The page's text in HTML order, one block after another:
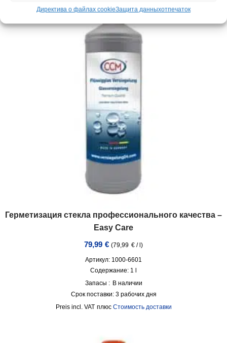
Директива о файлах cookieЗащита данныхотпечаток
Герметизация стекла профессионального качества –
Easy Care
79,99 € (79,99 € / )
Артикул: 1000-6601
Содержание: 1 l
Запасы : В наличии
Срок поставки: 3 рабочих дня
incl. VAT плюс Стоимость доставки